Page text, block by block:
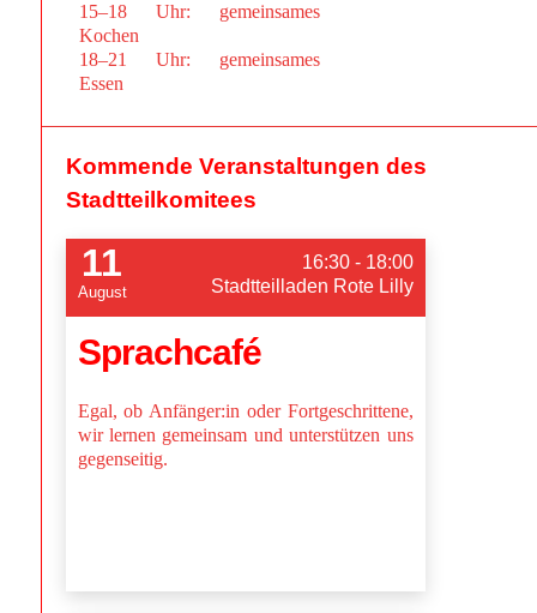
15–18 Uhr: gemeinsames
Kochen
18–21 Uhr: gemeinsames
Essen
Kommende Veranstaltungen des
Stadtteilkomitees
11
August
16:30 - 18:00
Stadtteilladen Rote Lilly
Sprachcafé
Egal, ob Anfänger:in oder Fortgeschrittene,
wir lernen gemeinsam und unterstützen uns
gegenseitig.